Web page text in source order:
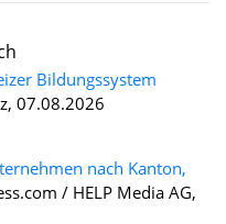
Bildungssystem
07.08.2026
nach Kanton,
/ HELP Media AG,